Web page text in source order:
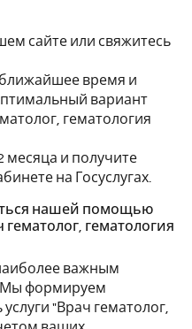
сайте или свяжитесь
время и
вариант
гематология
месяца и получите
на Госуслугах.
нашей помощью
гематолог, гематология
важным
Мы формируем
"Врач гематолог,